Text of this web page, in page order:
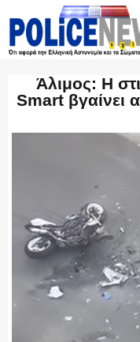
ΟΜΑΔΑ “Ζ”
ΥΑΤ/ΥΜΕΤ
ΕΛΛΗΝΙΚΗ ΑΣΤΥΝΟΜΙΑ
Άλιμος: Η
Smart βγαίνει